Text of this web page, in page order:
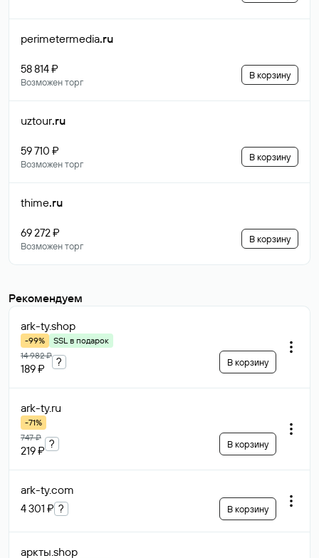
perimetermedia.ru
58 814 ₽
Возможен торг
В корзину
uztour.ru
59 710 ₽
Возможен торг
В корзину
thime.ru
69 272 ₽
Возможен торг
В корзину
Рекомендуем
ark-ty.shop
-99%
SSL в подарок
14 982 ₽
189 ₽
? В корзину
ark-ty.ru
-71%
747 ₽
219 ₽
? В корзину
ark-ty.com
4 301 ₽ ? В корзину
аркты.shop